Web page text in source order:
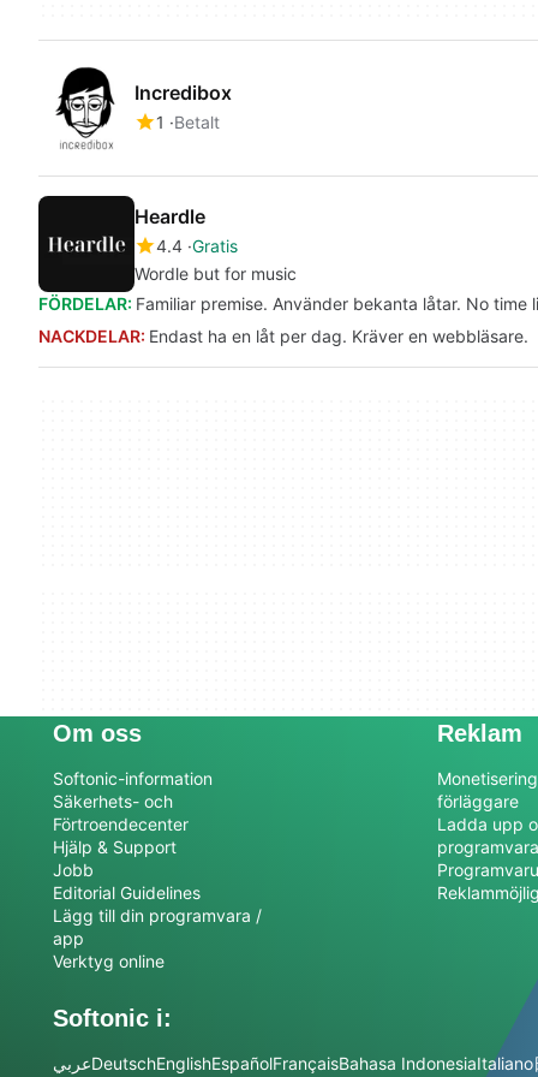
Incredibox
1 Betalt
Heardle
4.4 Gratis
Wordle but for music
FÖRDELAR: Familiar premise. Använder bekanta låtar. No time
NACKDELAR: Endast ha en låt per dag. Kräver en webbläsare.
Om oss
Softonic-information
Säkerhets- och
Förtroendecenter
Hjälp & Support
Jobb
Editorial Guidelines
Lägg till din programvara /
app
Verktyg online
Reklam
förläggare
Ladda upp
programvara
Softonic i:
عربيDeutschEnglishEspañolFrançaisBahasa IndonesiaItaliano